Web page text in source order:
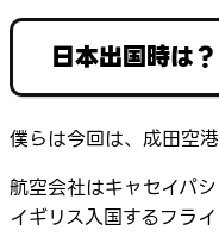
日本出国時は？
僕らは今回は、成田空
航空会社はキャセイパ
イギリス入国するフラ